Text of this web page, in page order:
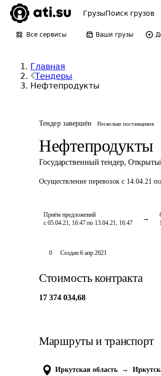
ГрузыПоиск грузов
Все сервисы Ваши грузы
Главная
Тендеры
Нефтепродукты
Тендер завершён Несколько поставщиков
Нефтепродукты
Государственный тендер,
Осуществление перевозок с 14.04.21
Приём предложений
с 05.04.21, 16:47 по 13.04.21, 16:47
0 Создан 6 апр 2021
Стоимость контракта
17 374 034,68
Маршруты и транспорт
Иркутская область →